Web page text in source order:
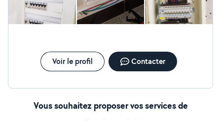
Voir le profil Contacter
Vous souhaitez proposer vos services de